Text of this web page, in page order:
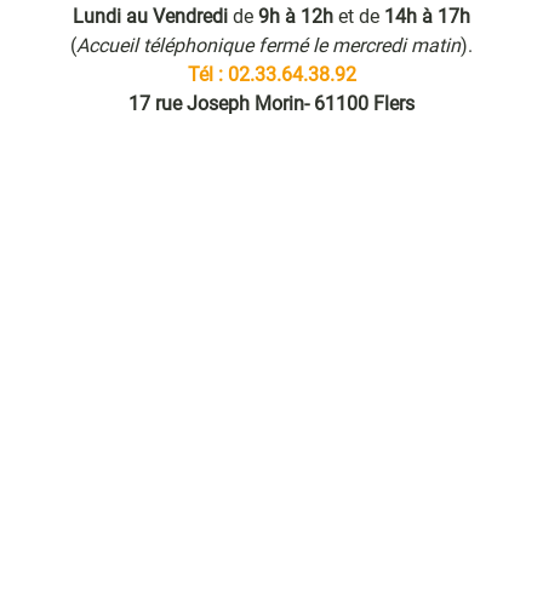
Lundi au Vendredi de 9h à 12h et de 14h à 17h
(Accueil téléphonique fermé le mercredi matin).
Tél : 02.33.64.38.92
17 rue Joseph Morin- 61100 Flers